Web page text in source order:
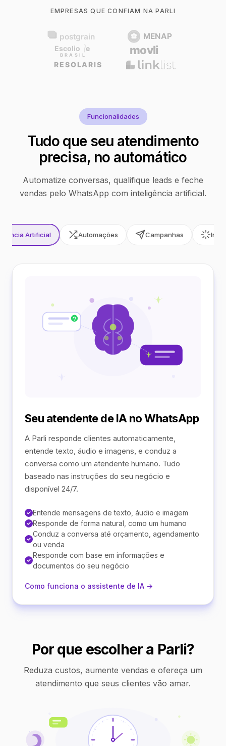
EMPRESAS QUE CONFIAM NA PARLI
Funcionalidades
Tudo que seu atendimento
precisa, no automático
Automatize conversas, qualifique leads e feche
vendas pelo WhatsApp com inteligência artificial.
Artificial Automações Campanhas
Seu atendente de IA no WhatsApp
A Parli responde clientes automaticamente,
entende texto, áudio e imagens, e conduz a
conversa como um atendente humano. Tudo
baseado nas instruções do seu negócio e
disponível 24/7.
Entende mensagens de texto, áudio e imagem
Responde de forma natural, como um humano
Conduz a conversa até orçamento, agendamento
ou venda
Responde com base em informações e
documentos do seu negócio
Como funciona o assistente de IA →
Por que escolher a Parli?
Reduza custos, aumente vendas e ofereça um
atendimento que seus clientes vão amar.